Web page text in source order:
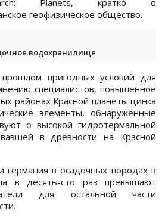
геофизическое общество.
водохранилище
пригодных условий для
специалистов, повышенное
районах Красной планеты цинка
элементы, обнаруженные
о высокой гидротермальной
в древности на Красной
германия в осадочных породах в
в десять-сто раз превышают
для остальной части